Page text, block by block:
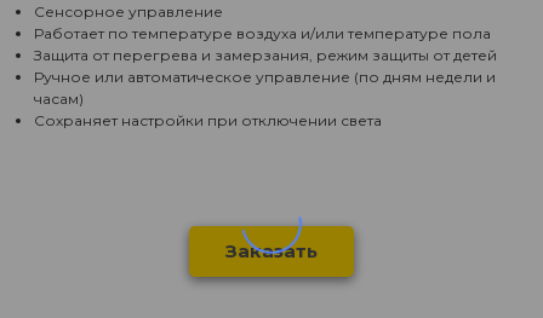
Сенсорное управление
Работает по температуре воздуха и/или температуре пола
Защита от перегрева и замерзания, режим защиты от детей
Ручное или автоматическое управление (по дням недели и
часам)
Сохраняет настройки при отключении света
Заказать